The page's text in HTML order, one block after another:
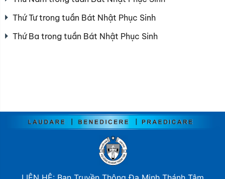
Thứ Tư trong tuần Bát Nhật Phục Sinh
Thứ Ba trong tuần Bát Nhật Phục Sinh